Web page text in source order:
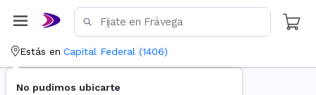
Estás en Capital Federal (1406)
No pudimos ubicarte